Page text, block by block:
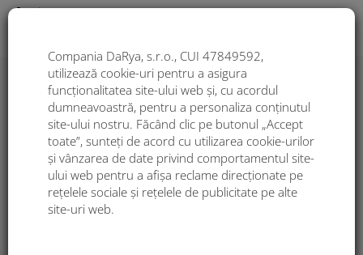
Poşetă din material impermeabil
Kbas cu mânere decorative
albastră
Compania DaRya, s.r.o., CUI 47849592,
utilizează cookie-uri pentru a asigura
funcționalitatea site-ului web și, cu acordul
dumneavoastră, pentru a personaliza conținutul
site-ului nostru. Făcând clic pe butonul „Accept
toate”, sunteți de acord cu utilizarea cookie-urilor
și vânzarea de date privind comportamentul site-
ului web pentru a afișa reclame direcționate pe
rețelele sociale și rețelele de publicitate pe alte
site-uri web.